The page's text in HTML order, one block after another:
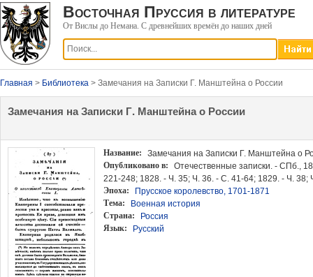
Восточная Пруссия в литературе
От Вислы до Немана. С древнейших времён до наших дней
Главная > Библиотека > Замечания на Записки Г. Манштейна о России
Замечания на Записки Г. Манштейна о России
Название:
Замечания на Записки Г. Манштейна о
Опубликовано в:
Отечественные записки. - СПб.,
221-248; 1828. - Ч. 35; Ч. 36. - С. 41-64; 1829. - Ч. 38;
Эпоха:
Прусское королевство, 1701-1871
Тема:
Военная история
Страна:
Россия
Язык:
Русский